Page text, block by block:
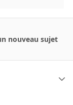
nouveau sujet